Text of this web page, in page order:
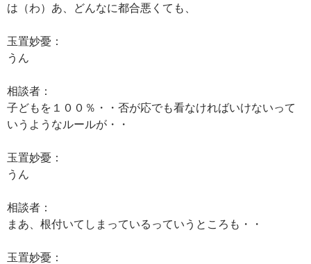
は（わ）あ、どんなに都合悪くても、
玉置妙憂：
うん
相談者：
子どもを１００％・・否が応でも看なければいけないって
いうようなルールが・・
玉置妙憂：
うん
相談者：
まあ、根付いてしまっているっていうところも・・
玉置妙憂：